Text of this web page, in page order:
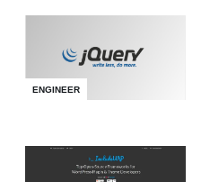
ENGINEER